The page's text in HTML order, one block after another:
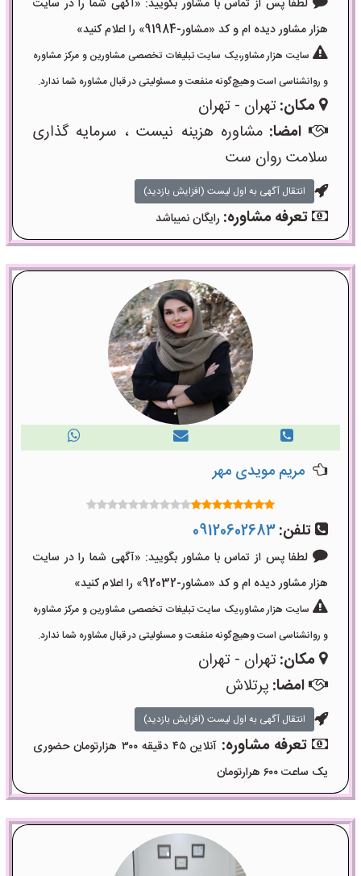
لطفا پس از تماس با مشاور بگویید: «آگهی شما را در سایت
هزار مشاور دیده ام و کد «مشاور-91984» را اعلام کنید»
سایت هزار مشاور،یک سایت تبلیغات تخصصی مشاورین و مرکز مشاوره
و روانشناسی است وهیچ‌گونه منفعت و مسئولیتی در قبال مشاوره شما ندارد.
مکان:تهران - تهران
امضا:مشاوره هزینه نیست ، سرمایه گذاری
سلامت روان ست
انتقال آگهی به اول لیست (افزایش بازدید)
تعرفه مشاوره: رایگان نمیباشد
مریم مویدی مهر
تلفن:09120602683
لطفا پس از تماس با مشاور بگویید: «آگهی شما را در سایت
هزار مشاور دیده ام و کد «مشاور-92032» را اعلام کنید»
سایت هزار مشاور،یک سایت تبلیغات تخصصی مشاورین و مرکز مشاوره
و روانشناسی است وهیچ‌گونه منفعت و مسئولیتی در قبال مشاوره شما ندارد.
مکان:تهران - تهران
امضا: پرتلاش
انتقال آگهی به اول لیست (افزایش بازدید)
تعرفه مشاوره:
آنلاین ۴۵ دقیقه ۳۰۰ هزارتومان حضوری
یک ساعت ۶۰۰ هرارتومان